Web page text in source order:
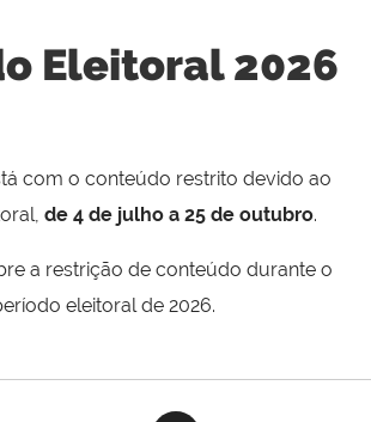
Eleitoral 2026
com o conteúdo restrito devido ao
de 4 de julho a 25 de outubro.
a restrição de conteúdo durante o
eleitoral de 2026.